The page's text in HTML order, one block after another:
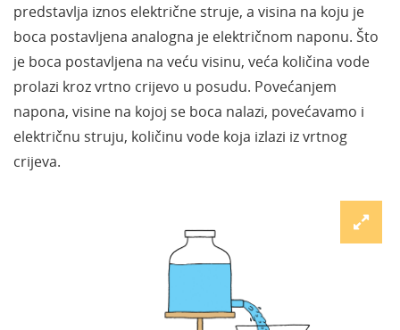
predstavlja iznos električne struje, a visina na koju je
boca postavljena analogna je električnom naponu. Što
je boca postavljena na veću visinu, veća količina vode
prolazi kroz vrtno crijevo u posudu. Povećanjem
napona, visine na kojoj se boca nalazi, povećavamo i
električnu struju, količinu vode koja izlazi iz vrtnog
crijeva.